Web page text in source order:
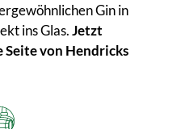
Gin in
ins Glas.Jetzt
Seite von Hendricks